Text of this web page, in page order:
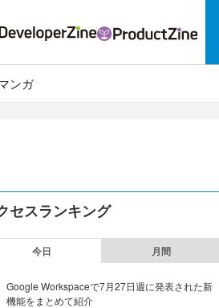
ンガ
セスランキング
今日 月間
Google Workspaceで7月27日週に発表された新
機能をまとめて紹介